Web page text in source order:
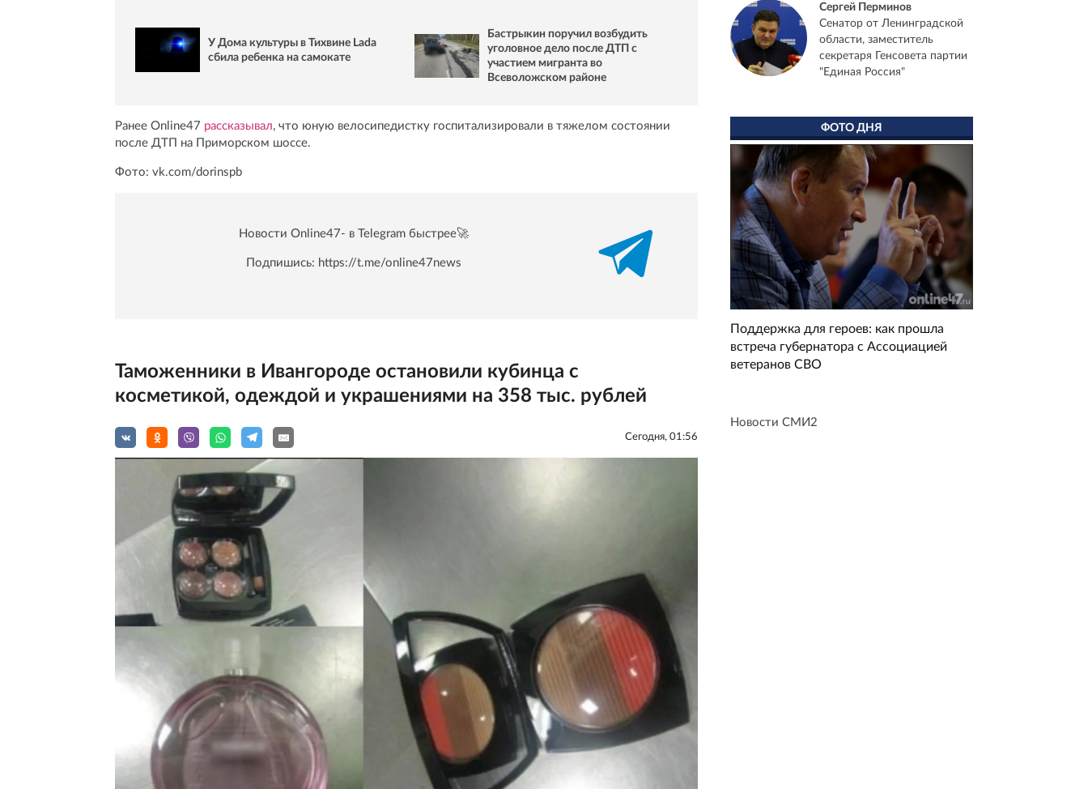
У Дома культуры в Тихвине Lada
сбила ребенка на самокате
Бастрыкин поручил возбудить
уголовное дело после ДТП с
участием мигранта во
Всеволожском районе
Ранее Online47 рассказывал, что юную велосипедистку госпитализировали в тяжелом состоянии
после ДТП на Приморском шоссе.
Фото: vk.com/dorinspb
Новости Online47- в Telegram быстрее🚀
Подпишись: https://t.me/online47news
Таможенники в Ивангороде остановили кубинца с
косметикой, одеждой и украшениями на 358 тыс. рублей
Сегодня, 01:56
Сергей Перминов
Сенатор от Ленинградской
области, заместитель
секретаря Генсовета партии
"Единая Россия"
ФОТО ДНЯ
Поддержка для героев: как прошла
встреча губернатора с Ассоциацией
ветеранов СВО
Новости СМИ2